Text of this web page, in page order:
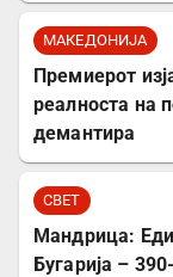
МАКЕДОНИЈА
Премиерот
реалноста на
демантира
СВЕТ
Мандрица:
Бугарија –